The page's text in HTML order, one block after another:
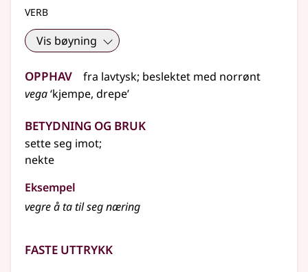
verb
Vis bøyning
Opphav fra lavtysk; beslektet med norrønt
vega‘kjempe, drepe’
Betydning og bruk
sette seg imot;
nekte
Eksempel
vegreå ta til seg næring
Faste uttrykk